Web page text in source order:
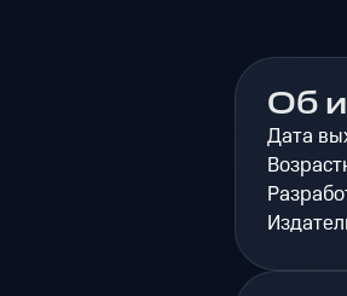
Об
Дата